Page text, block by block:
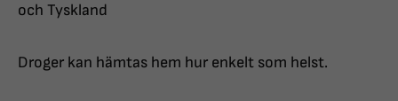
och Tyskland
Droger kan hämtas hem hur enkelt som helst.